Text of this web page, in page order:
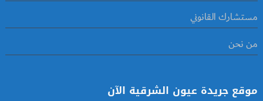
مستشارك القانوني
من نحن
موقع جريدة عيون الشرقية الآن